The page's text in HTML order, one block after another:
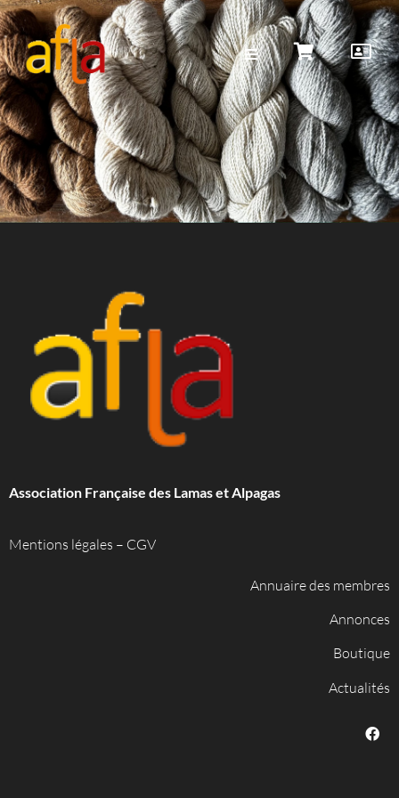
Association Française des Lamas et Alpagas
Mentions légales – CGV
Annuaire des membres
Annonces
Boutique
Actualités